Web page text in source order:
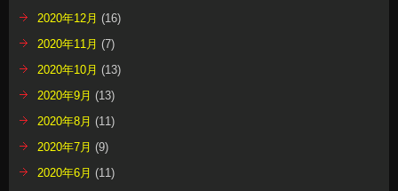
2020年12月 (16)
2020年11月 (7)
2020年10月 (13)
2020年9月 (13)
2020年8月 (11)
2020年7月 (9)
2020年6月 (11)